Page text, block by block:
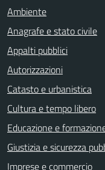
Ambiente
Anagrafe e stato civile
Appalti pubblici
Autorizzazioni
Catasto e urbanistica
Cultura e tempo libero
Educazione e
Giustizia e sicurezza
Imprese e commercio